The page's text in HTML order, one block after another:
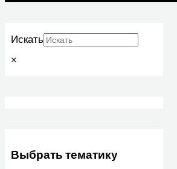
Искать
×
Выбрать тематику